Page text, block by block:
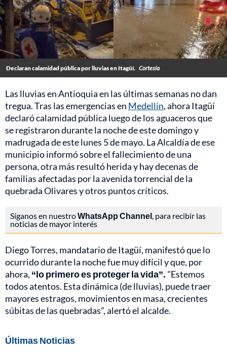
Declaran calamidad pública por lluvias en Itagüí. Cortesía
Las lluvias en Antioquia en las últimas semanas no dan
tregua. Tras las emergencias en Medellín, ahora Itagüí
declaró calamidad pública luego de los aguaceros que
se registraron durante la noche de este domingo y
madrugada de este lunes 5 de mayo. La Alcaldía de ese
municipio informó sobre el fallecimiento de una
persona, otra más resultó herida y hay decenas de
familias afectadas por la avenida torrencial de la
quebrada Olivares y otros puntos críticos.
Síganos en nuestroWhatsApp Channel, para recibir las
noticias de mayor interés
Diego Torres, mandatario de Itagüí, manifestó que lo
ocurrido durante la noche fue muy difícil y que, por
ahora, “lo primero es proteger la vida”. "Estemos
todos atentos. Esta dinámica (de lluvias), puede traer
mayores estragos, movimientos en masa, crecientes
súbitas de las quebradas”, alertó el alcalde.
Últimas Noticias